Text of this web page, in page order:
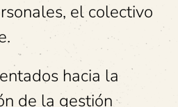
el colectivo
hacia la
de la gestión